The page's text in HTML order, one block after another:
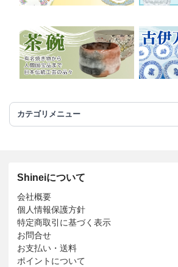
カテゴリメニュー
Shineiについて
会社概要
個人情報保護方針
特定商取引に基づく表示
お問合せ
お支払い・送料
ポイントについて